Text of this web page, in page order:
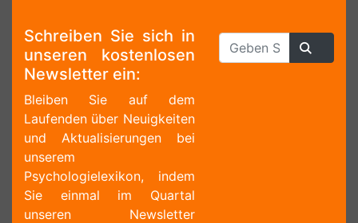
Schreiben Sie sich in
unseren kostenlosen
Newsletter ein:
Bleiben Sie auf dem
Laufenden über Neuigkeiten
und Aktualisierungen bei
unserem
Psychologielexikon, indem
Sie einmal im Quartal
unseren Newsletter